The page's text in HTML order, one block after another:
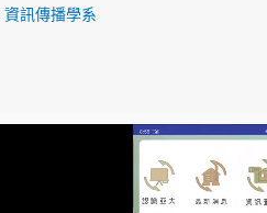
資訊傳播學系